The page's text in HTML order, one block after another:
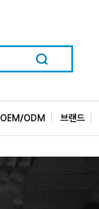
OEM/ODM 브랜드